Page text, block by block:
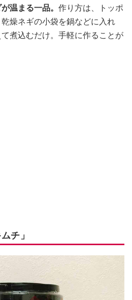
温まる一品。 作り方は、トッポ
燥ネギの小袋を鍋などに入れ
煮込むだけ。手軽に作ることが
チ」